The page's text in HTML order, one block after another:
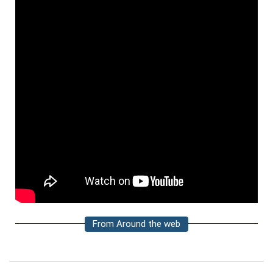
From Around the web